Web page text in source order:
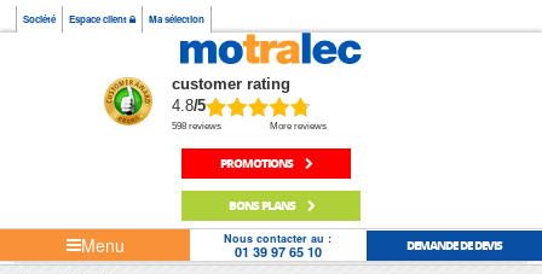
Société Espace client Ma sélection
customer rating
4.8/5
598 reviews More reviews
PROMOTIONS
BONS PLANS
Menu Nous contacter au :
01 39 97 65 10 DEMANDE DE DEVIS